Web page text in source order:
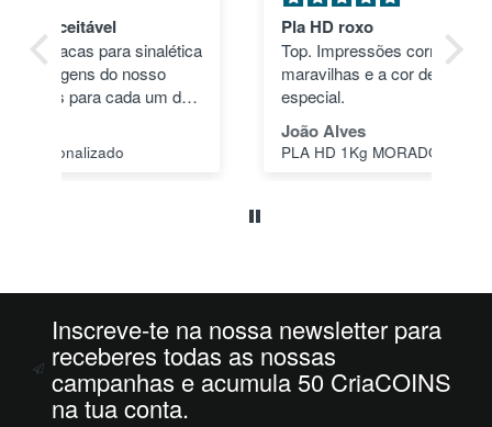
Pla HD roxo
Top. Impressões correram às mil
maravilhas e a cor deu um toque
especial.
PLA HD 1Kg MORADO WINKLE - LILÁS – WINKLE
Inscreve-te na nossa newsletter para
receberes todas as nossas
campanhas e acumula 50 CriaCOINS
na tua conta.